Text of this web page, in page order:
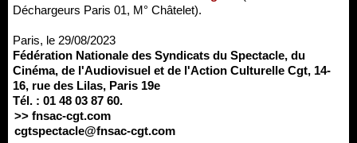
Déchargeurs Paris 01, M° Châtelet).
Paris, le 29/08/2023
Fédération Nationale des Syndicats du Spectacle, du
Cinéma, de l'Audiovisuel et de l'Action Culturelle Cgt, 14-
16, rue des Lilas, Paris 19e
Tél. : 01 48 03 87 60.
>> fnsac-cgt.com
cgtspectacle@fnsac-cgt.com